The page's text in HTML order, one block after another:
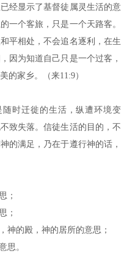
经显示了基督徒属灵生活的意
一个客旅，只是一个天路客。
平相处，不会追名逐利，在生
因为知道自己只是一个过客，
的家乡。（来11:9）
随时迁徙的生活，纵遭环境变
致失落。信徒生活的目的，不
的满足，乃在于遵行神的话，
；
；
神的殿，神的居所的意思；
思。